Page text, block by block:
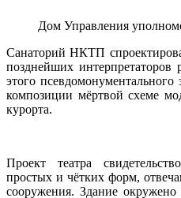
Дом Управления
Санаторий НКТП
позднейших интерпретаторов
этого
композиции мёртвой схеме
курорта.
Проект театра
простых и чётких форм,
сооружения. Здание